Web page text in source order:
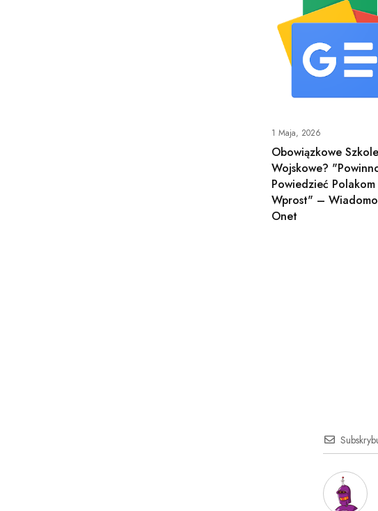
1 Maja, 2026
Obowiązkowe
Wojskowe?
Powiedzieć Polakom
Wprost" –
Onet